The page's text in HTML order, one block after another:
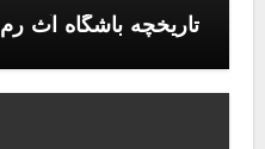
تاریخچه باشگاه آث رم